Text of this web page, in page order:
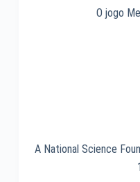
O jogo
A National Science